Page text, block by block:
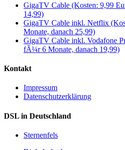
GigaTV Cable (Kosten: 9,99
14,99)
GigaTV Cable inkl. Netflix
Monate, danach 25,99)
GigaTV Cable inkl. Vodafone
fÃ¼r 6 Monate, danach 19,99)
Kontakt
Impressum
Datenschutzerklärung
DSL in Deutschland
Sternenfels